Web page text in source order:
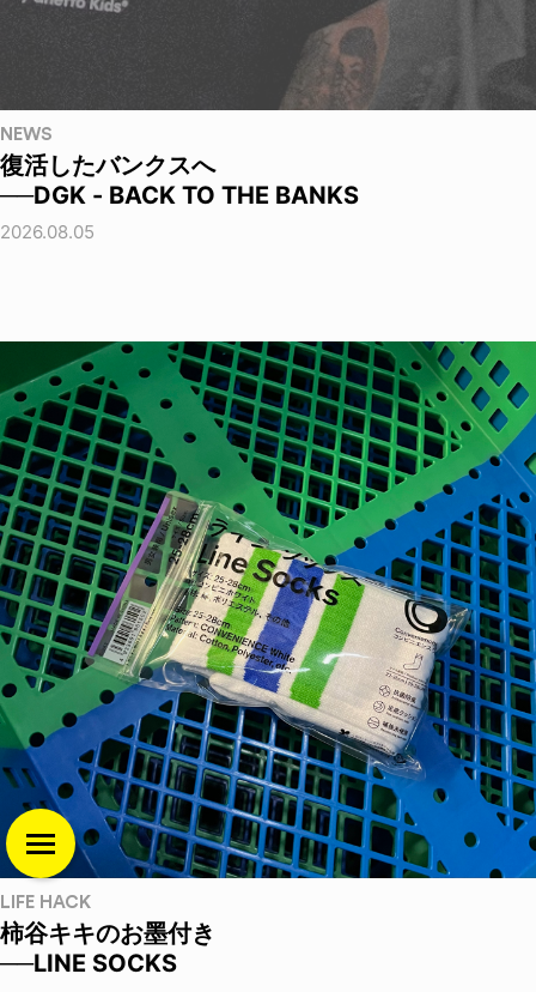
NEWS
復活したバンクスへ
──DGK - BACK TO THE BANKS
2026.08.05
LIFE HACK
柿谷キキのお墨付き
──LINE SOCKS